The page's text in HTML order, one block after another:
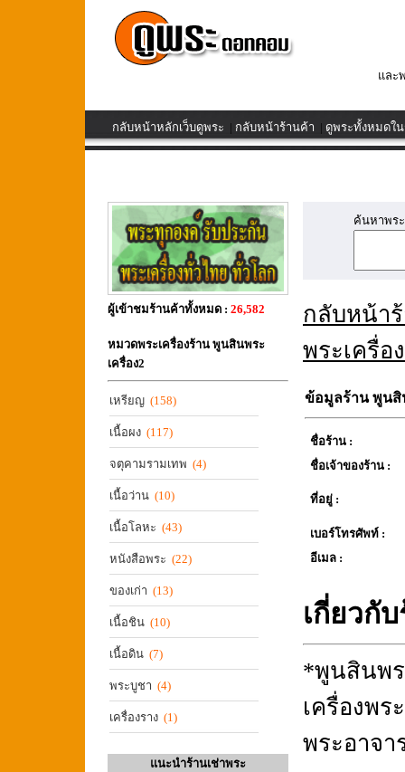
และ
กลับหน้าหลักเว็บดูพระ | กลับหน้าร้านค้า | ดูพระทั้งหมดใ
ผู้เข้าชมร้านค้าทั้งหมด : 26,582
หมวดพระเครื่องร้าน พูนสินพระ
เครื่อง2
เหรียญ (158)
เนื้อผง (117)
จตุคามรามเทพ (4)
เนื้อว่าน (10)
เนื้อโลหะ (43)
หนังสือพระ (22)
ของเก่า (13)
เนื้อชิน (10)
เนื้อดิน (7)
พระบูชา (4)
เครื่องราง (1)
แนะนำร้านเช่าพระ
ค้นหาพร
กลับหน้า
พระเครื่อ
ข้อมูลร้าน พูนสิ
ชื่อร้าน :
ชื่อเจ้าของร้าน :
ที่อยู่ :
เบอร์โทรศัพท์ :
อีเมล :
เกี่ยวกั
*พูนสินพ
เครื่องพ
พระอาจา